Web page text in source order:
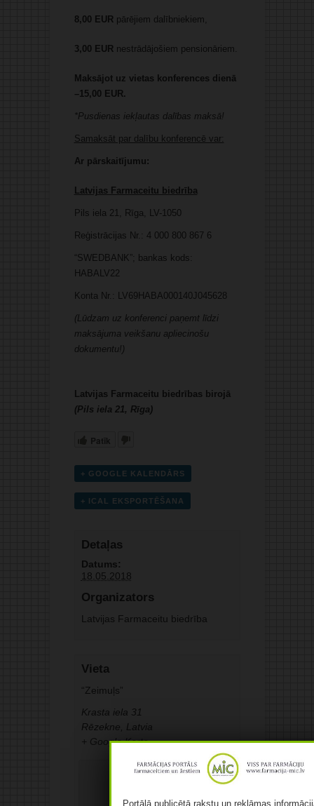
8,00 EUR pārējiem dalībniekiem,
3,00 EURnestrādājošiem pensionāriem.
Maksājot uz vietas konferences dienā
–15,00 EUR.
*Pusdienas iekļautas dalības maksā!
Samaksāt par dalību konferencē var:
Ar pārskaitījumu:
Latvijas Farmaceitu biedrība
Pils iela 21, Rīga, LV-1050
Reģistrācijas Nr.: 4 000 800 867 6
“SWEDBANK”; bankas kods:
HABALV22
Konta Nr.: LV69HABA000140J045628
(Lūdzam uz konferenci paņemt līdzi
maksājuma veikšanu apliecinošu
dokumentu!)
Latvijas Farmaceitu biedrības birojā
(Pils iela 21, Rīga)
Patīk
+ GOOGLE KALENDĀRS
+ ICAL EKSPORTĒŠANA
Detaļas
Datums:
18.05.2018
Organizators
Latvijas Farmaceitu biedrība
Vieta
“Zeimuļs”
Krasta iela 31
Rēzekne
Latvia
+ Google Karte
Portālā publicētā rakstu un reklāmas